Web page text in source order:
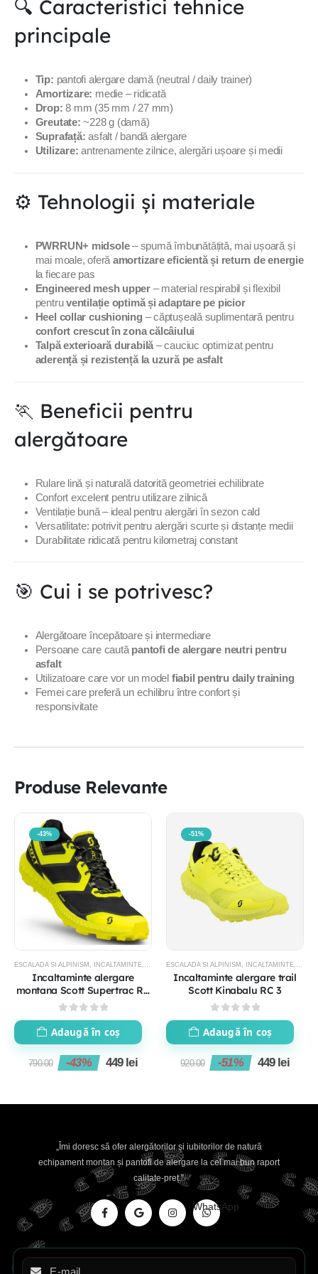
🔍 Caracteristici tehnice
principale
Tip: pantofi alergare damă (neutral / daily trainer)
Amortizare: medie – ridicată
Drop: 8 mm (35 mm / 27 mm)
Greutate: ~228 g (damă)
Suprafață: asfalt / bandă alergare
Utilizare: antrenamente zilnice, alergări ușoare și medii
⚙️ Tehnologii și materiale
PWRRUN+ midsole– spumă îmbunătățită, mai ușoară și
mai moale, oferăamortizare eficientă și return de energie
la fiecare pas
Engineered mesh upper – material respirabil și flexibil
pentruventilație optimă și adaptare pe picior
Heel collar cushioning – căptușeală suplimentară pentru
confort crescut în zona călcâiului
Talpă exterioară durabilă– cauciuc optimizat pentru
aderență și rezistență la uzură pe asfalt
🏃 Beneficii pentru
alergătoare
Rulare lină și naturală datorită geometriei echilibrate
Confort excelent pentru utilizare zilnică
Ventilație bună – ideal pentru alergări în sezon cald
Versatilitate: potrivit pentru alergări scurte și distanțe medii
Durabilitate ridicată pentru kilometraj constant
🎯 Cui i se potrivesc?
Alergătoare începătoare și intermediare
Persoane care caută pantofi de alergare neutri pentru
asfalt
Utilizatoare care vor un model fiabil pentru daily training
Femei care preferă un echilibru între confort și
responsivitate
Produse Relevante
-43%
ESCALADA SI ALPINISM , INCALTAMINTE, PANTOFI TRAIL RUNNING ,PROMOTII
Incaltaminte alergare
montana Scott Supertrac RC
2
0out of 5
Adaugă în coș
790.00 -43% 449 lei
-51%
ESCALADA SI ALPINISM , INCALTAMINTE,
Incaltaminte alergare trail
Scott Kinabalu RC 3
0out of 5
Adaugă în coș
920.00 -51% 449 lei
„Îmi doresc să ofer alergătorilor și iubitorilor de natură
echipament montan și pantofi de alergare la cel mai bun raport
calitate-preț.”
WhatsApp